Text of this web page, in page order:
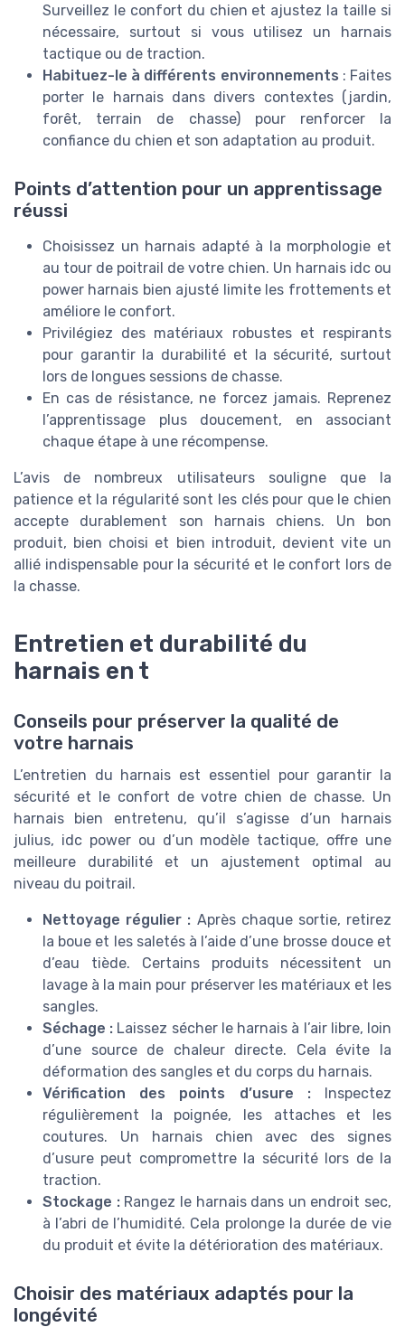
Surveillez le confort du chien et ajustez la taille si
nécessaire, surtout si vous utilisez un harnais
tactique ou de traction.
Habituez-le à différents environnements : Faites
porter le harnais dans divers contextes (jardin,
forêt, terrain de chasse) pour renforcer la
confiance du chien et son adaptation au produit.
Points d’attention pour un apprentissage
réussi
Choisissez un harnais adapté à la morphologie et
au tour de poitrail de votre chien. Un harnais idc ou
power harnais bien ajusté limite les frottements et
améliore le confort.
Privilégiez des matériaux robustes et respirants
pour garantir la durabilité et la sécurité, surtout
lors de longues sessions de chasse.
En cas de résistance, ne forcez jamais. Reprenez
l’apprentissage plus doucement, en associant
chaque étape à une récompense.
L’avis de nombreux utilisateurs souligne que la
patience et la régularité sont les clés pour que le chien
accepte durablement son harnais chiens. Un bon
produit, bien choisi et bien introduit, devient vite un
allié indispensable pour la sécurité et le confort lors de
la chasse.
Entretien et durabilité du
harnais en t
Conseils pour préserver la qualité de
votre harnais
L’entretien du harnais est essentiel pour garantir la
sécurité et le confort de votre chien de chasse. Un
harnais bien entretenu, qu’il s’agisse d’un harnais
julius, idc power ou d’un modèle tactique, offre une
meilleure durabilité et un ajustement optimal au
niveau du poitrail.
Nettoyage régulier : Après chaque sortie, retirez
la boue et les saletés à l’aide d’une brosse douce et
d’eau tiède. Certains produits nécessitent un
lavage à la main pour préserver les matériaux et les
sangles.
Séchage : Laissez sécher le harnais à l’air libre, loin
d’une source de chaleur directe. Cela évite la
déformation des sangles et du corps du harnais.
Vérification des points d’usure :Inspectez
régulièrement la poignée, les attaches et les
coutures. Un harnais chien avec des signes
d’usure peut compromettre la sécurité lors de la
traction.
Stockage :Rangez le harnais dans un endroit sec,
à l’abri de l’humidité. Cela prolonge la durée de vie
du produit et évite la détérioration des matériaux.
Choisir des matériaux adaptés pour la
longévité